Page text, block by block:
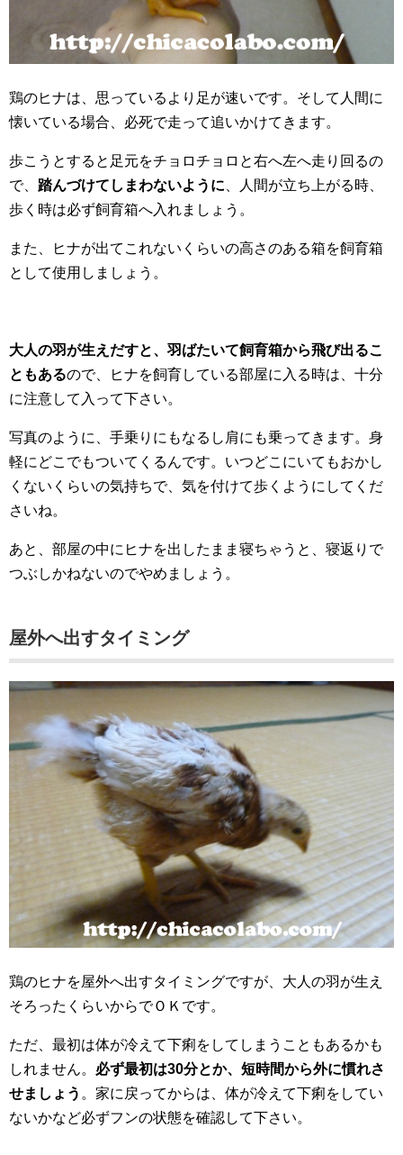
鶏のヒナは、思っているより足が速いです。そして人間に
懐いている場合、必死で走って追いかけてきます。
歩こうとすると足元をチョロチョロと右へ左へ走り回るの
で、 踏んづけてしまわないように、人間が立ち上がる時、
歩く時は必ず飼育箱へ入れましょう。
また、ヒナが出てこれないくらいの高さのある箱を飼育箱
として使用しましょう。
大人の羽が生えだすと、羽ばたいて飼育箱から飛び出るこ
ともあるので、ヒナを飼育している部屋に入る時は、十分
に注意して入って下さい。
写真のように、手乗りにもなるし肩にも乗ってきます。身
軽にどこでもついてくるんです。いつどこにいてもおかし
くないくらいの気持ちで、気を付けて歩くようにしてくだ
さいね。
あと、部屋の中にヒナを出したまま寝ちゃうと、寝返りで
つぶしかねないのでやめましょう。
屋外へ出すタイミング
鶏のヒナを屋外へ出すタイミングですが、大人の羽が生え
そろったくらいからでＯＫです。
ただ、最初は体が冷えて下痢をしてしまうこともあるかも
しれません。 必ず最初は30分とか、短時間から外に慣れさ
せましょう 。家に戻ってからは、体が冷えて下痢をしてい
ないかなど必ずフンの状態を確認して下さい。